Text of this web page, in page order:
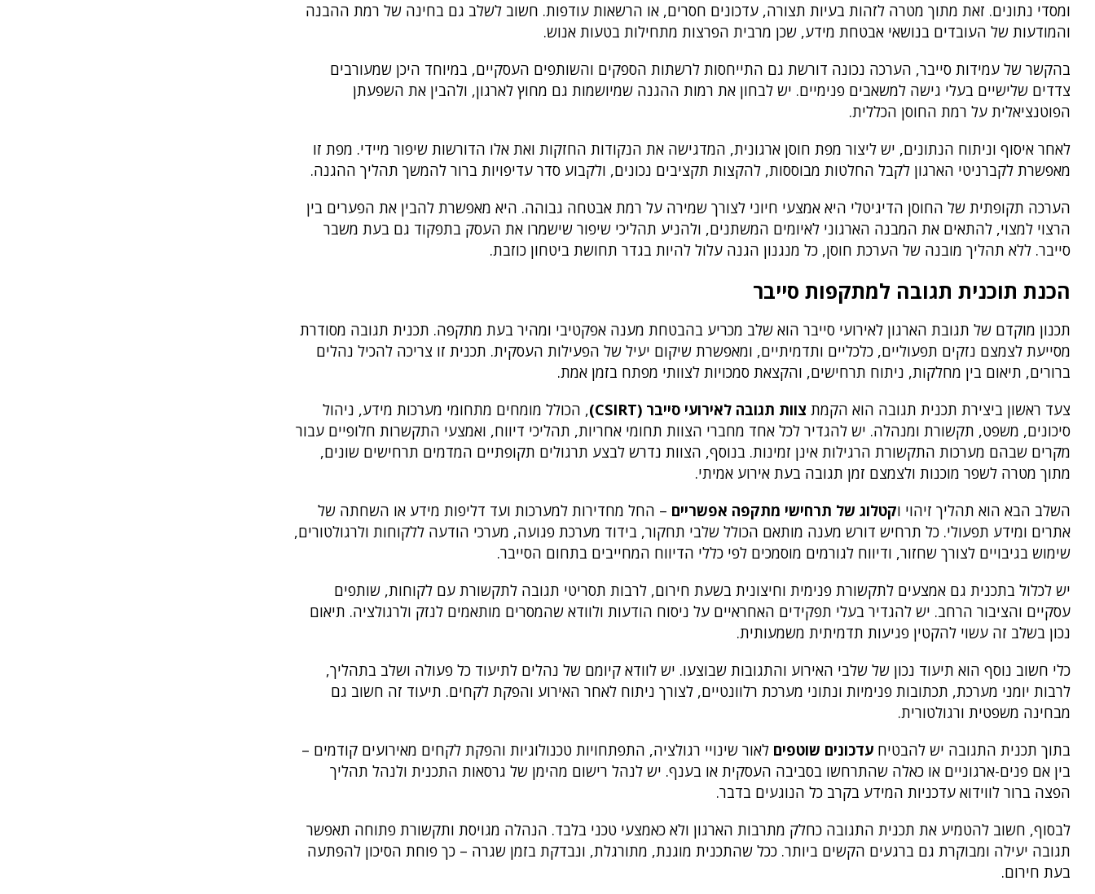
ומסדי נתונים. זאת מתוך מטרה לזהות בעיות תצורה, עדכונים חסרים, או הרשאות עודפות. חשוב לשלב גם בחינה של רמת ההבנה
והמודעות של העובדים בנושאי אבטחת מידע, שכן מרבית הפרצות מתחילות בטעות אנוש.
בהקשר של עמידות סייבר, הערכה נכונה דורשת גם התייחסות לרשתות הספקים והשותפים העסקיים, במיוחד היכן שמעורבים
צדדים שלישיים בעלי גישה למשאבים פנימיים. יש לבחון את רמות ההגנה שמיושמות גם מחוץ לארגון, ולהבין את השפעתן
הפוטנציאלית על רמת החוסן הכללית.
לאחר איסוף וניתוח הנתונים, יש ליצור מפת חוסן ארגונית, המדגישה את הנקודות החזקות ואת אלו הדורשות שיפור מיידי. מפת זו
מאפשרת לקברניטי הארגון לקבל החלטות מבוססות, להקצות תקציבים נכונים, ולקבוע סדר עדיפויות ברור להמשך תהליך ההגנה.
הערכה תקופתית של החוסן הדיגיטלי היא אמצעי חיוני לצורך שמירה על רמת אבטחה גבוהה. היא מאפשרת להבין את הפערים בין
הרצוי למצוי, להתאים את המבנה הארגוני לאיומים המשתנים, ולהניע תהליכי שיפור שישמרו את העסק בתפקוד גם בעת משבר
סייבר. ללא תהליך מובנה של הערכת חוסן, כל מנגנון הגנה עלול להיות בגדר תחושת ביטחון כוזבת.
הכנת תוכנית תגובה למתקפות סייבר
תכנון מוקדם של תגובת הארגון לאירועי סייבר הוא שלב מכריע בהבטחת מענה אפקטיבי ומהיר בעת מתקפה. תכנית תגובה מסודרת
מסייעת לצמצם נזקים תפעוליים, כלכליים ותדמיתיים, ומאפשרת שיקום יעיל של הפעילות העסקית. תכנית זו צריכה להכיל נהלים
ברורים, תיאום בין מחלקות, ניתוח תרחישים, והקצאת סמכויות לצוותי מפתח בזמן אמת.
צעד ראשון ביצירת תכנית תגובה הוא הקמת צוות תגובה לאירועי סייבר (CSIRT)
, הכולל מומחים מתחומי מערכות מידע, ניהול
סיכונים, משפט, תקשורת ומנהלה. יש להגדיר לכל אחד מחברי הצוות תחומי אחריות, תהליכי דיווח, ואמצעי התקשרות חלופיים עבור
מקרים שבהם מערכות התקשורת הרגילות אינן זמינות. בנוסף, הצוות נדרש לבצע תרגולים תקופתיים המדמים תרחישים שונים,
מתוך מטרה לשפר מוכנות ולצמצם זמן תגובה בעת אירוע אמיתי.
השלב הבא הוא תהליך זיהוי וקטלוג של תרחישי מתקפה אפשריים – החל מחדירות למערכות ועד דליפות מידע או השחתה של
אתרים ומידע תפעולי. כל תרחיש דורש מענה מותאם הכולל שלבי תחקור, בידוד מערכת פגועה, מערכי הודעה ללקוחות ולרגולטורים,
שימוש בגיבויים לצורך שחזור, ודיווח לגורמים מוסמכים לפי כללי הדיווח המחייבים בתחום הסייבר.
יש לכלול בתכנית גם אמצעים לתקשורת פנימית וחיצונית בשעת חירום, לרבות תסריטי תגובה לתקשורת עם לקוחות, שותפים
עסקיים והציבור הרחב. יש להגדיר בעלי תפקידים האחראיים על ניסוח הודעות ולוודא שהמסרים מותאמים לנזק ולרגולציה. תיאום
נכון בשלב זה עשוי להקטין פגיעות תדמיתית משמעותית.
כלי חשוב נוסף הוא תיעוד נכון של שלבי האירוע והתגובות שבוצעו. יש לוודא קיומם של נהלים לתיעוד כל פעולה ושלב בתהליך,
לרבות יומני מערכת, תכתובות פנימיות ונתוני מערכת רלוונטיים, לצורך ניתוח לאחר האירוע והפקת לקחים. תיעוד זה חשוב גם
מבחינה משפטית ורגולטורית.
בתוך תכנית התגובה יש להבטיח עדכונים שוטפים לאור שינויי רגולציה, התפתחויות טכנולוגיות והפקת לקחים מאירועים קודמים –
בין אם פנים-ארגוניים או כאלה שהתרחשו בסביבה העסקית או בענף. יש לנהל רישום מהימן של גרסאות התכנית ולנהל תהליך
הפצה ברור לווידוא עדכניות המידע בקרב כל הנוגעים בדבר.
לבסוף, חשוב להטמיע את תכנית התגובה כחלק מתרבות הארגון ולא כאמצעי טכני בלבד. הנהלה מגויסת ותקשורת פתוחה תאפשר
תגובה יעילה ומבוקרת גם ברגעים הקשים ביותר. ככל שהתכנית מוגנת, מתורגלת, ונבדקת בזמן שגרה – כך פוחת הסיכון להפתעה
בעת חירום.